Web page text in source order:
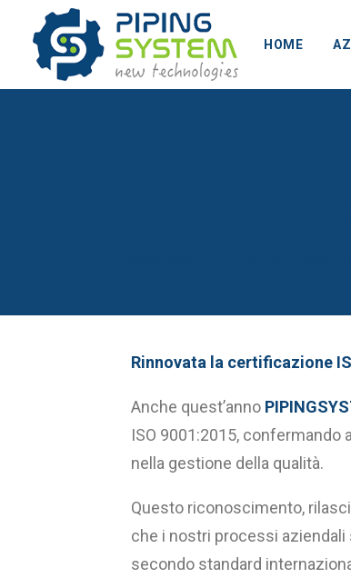
HOME
Rinnovata la certificazione
Anche quest’anno
ISO 9001:2015, confermando
nella gestione della qualità.
Questo riconoscimento,
che i nostri processi
secondo standard